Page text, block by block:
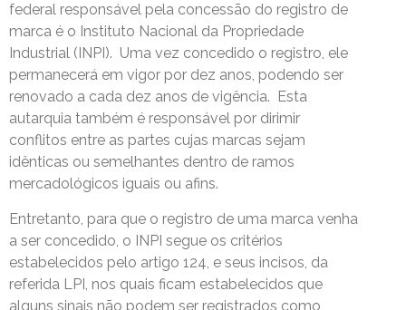
federal responsável pela concessão do registro de
marca é o Instituto Nacional da Propriedade
Industrial (INPI). Uma vez concedido o registro, ele
permanecerá em vigor por dez anos, podendo ser
renovado a cada dez anos de vigência. Esta
autarquia também é responsável por dirimir
conflitos entre as partes cujas marcas sejam
idênticas ou semelhantes dentro de ramos
mercadológicos iguais ou afins.
Entretanto, para que o registro de uma marca venha
a ser concedido, o INPI segue os critérios
estabelecidos pelo artigo 124, e seus incisos, da
referida LPI, nos quais ficam estabelecidos que
alguns sinais não podem ser registrados como